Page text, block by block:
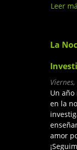
Leer
La
Un
en la
amor